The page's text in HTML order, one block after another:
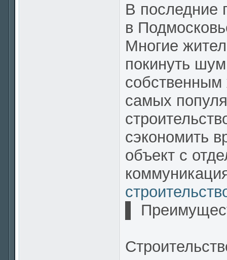
В последние
в
Многие
покинуть
самых
сэкономить
объект с
▌